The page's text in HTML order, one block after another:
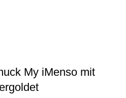
My iMenso mit